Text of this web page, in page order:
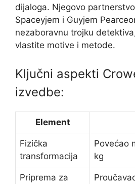
dijaloga. Njegovo
Spaceyjem i Guyjem
nezaboravnu trojku
vlastite motive i metode.
Ključni aspekti
izvedbe:
Element
Fizička
transformacija
Povećao
kg
Priprema za